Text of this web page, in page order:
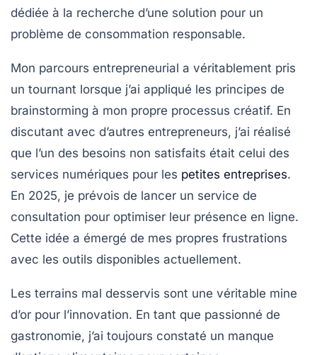
dédiée à la recherche d’une solution pour un
problème de consommation responsable.
Mon parcours entrepreneurial a véritablement pris
un tournant lorsque j’ai appliqué les principes de
brainstorming à mon propre processus créatif. En
discutant avec d’autres entrepreneurs, j’ai réalisé
que l’un des besoins non satisfaits était celui des
services numériques pour les petites entreprises.
En 2025, je prévois de lancer un service de
consultation pour optimiser leur présence en ligne.
Cette idée a émergé de mes propres frustrations
avec les outils disponibles actuellement.
Les terrains mal desservis sont une véritable mine
d’or pour l’innovation. En tant que passionné de
gastronomie, j’ai toujours constaté un manque